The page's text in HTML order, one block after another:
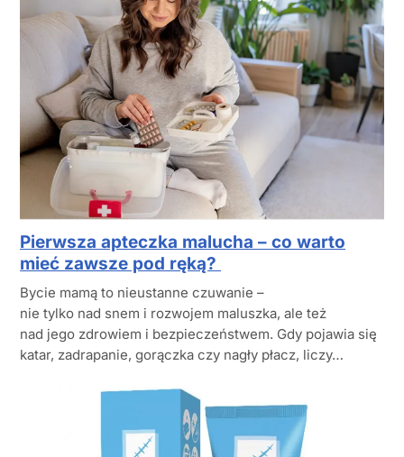
Pierwsza apteczka malucha – co warto
mieć zawsze pod ręką?
Bycie mamą to nieustanne czuwanie –
nie tylko nad snem i rozwojem maluszka, ale też
nad jego zdrowiem i bezpieczeństwem. Gdy pojawia się
katar, zadrapanie, gorączka czy nagły płacz, liczy…